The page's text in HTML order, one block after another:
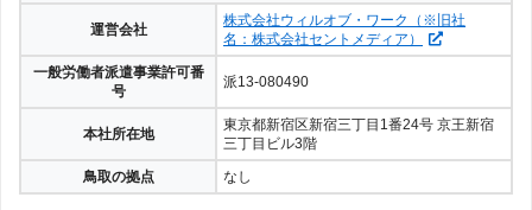
運営会社
株式会社ウィルオブ・ワーク（※旧社
名：株式会社セントメディア）
一般労働者派遣事業許可番
号
派13-080490
本社所在地
東京都新宿区新宿三丁目1番24号 京王新宿
三丁目ビル3階
鳥取の拠点
なし